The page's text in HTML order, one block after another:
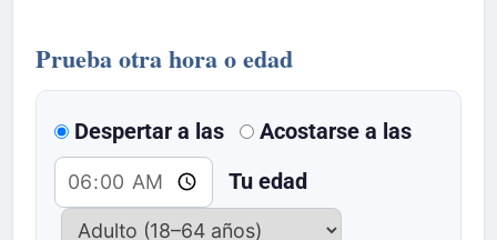
Prueba otra hora o edad
Despertar a las
Acostarse a las
Tu edad